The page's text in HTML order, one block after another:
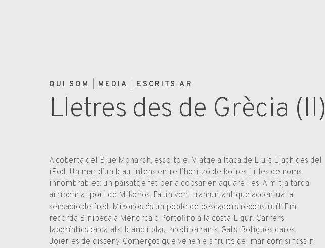
QUI SOM MEDIA ESCRITS AR
Lletres des de Grècia (II)
A coberta del Blue Monarch, escolto el Viatge a Itaca de Lluís Llach des del
iPod. Un mar d’un blau intens entre l’horitzó de boires i illes de noms
innombrables: un paisatge fet per a copsar en aquarel·les. A mitja tarda
arribem al port de Mikonos. Fa un vent tramuntant que accentua la
sensació de fred. Mikonos és un poble de pescadors reconstruït. Em
recorda Binibeca a Menorca o Portofino a la costa Ligur. Carrers
laberíntics encalats: blanc i blau, mediterranis. Gats. Botigues cares.
Joieries de disseny. Comerços que venen els fruits del mar com si fossin